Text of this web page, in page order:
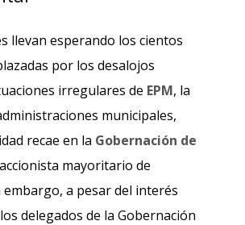
llevan esperando los cientos
por los desalojos
irregulares de EPM, la
municipales,
recae en la Gobernación de
mayoritario de
embargo, a pesar del interés
delegados de la Gobernación